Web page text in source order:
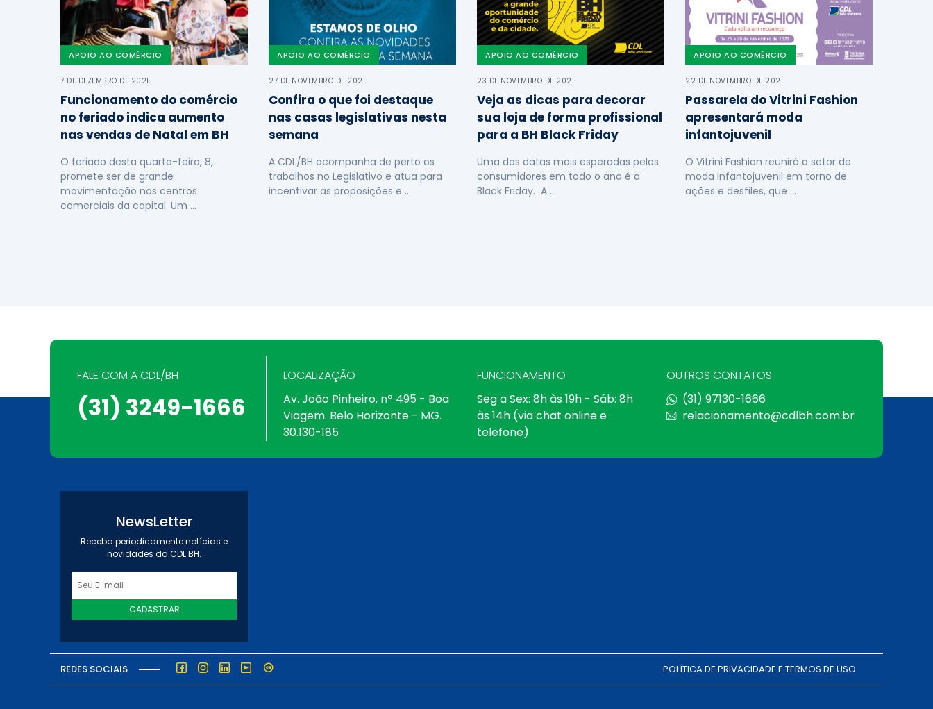
APOIO AO COMÉRCIO
7 DE DEZEMBRO DE 2021
Funcionamento do comércio
no feriado indica aumento
nas vendas de Natal em BH
O feriado desta quarta-feira, 8,
promete ser de grande
movimentação nos centros
comerciais da capital. Um …
APOIO AO COMÉRCIO
27 DE NOVEMBRO DE 2021
Confira o que foi destaque
nas casas legislativas nesta
semana
A CDL/BH acompanha de perto os
trabalhos no Legislativo e atua para
incentivar as proposições e …
APOIO AO COMÉRCIO
23 DE NOVEMBRO DE 2021
Veja as dicas para decorar
sua loja de forma profissional
para a BH Black Friday
Uma das datas mais esperadas pelos
consumidores em todo o ano é a
Black Friday. A …
APOIO AO COMÉRCIO
22 DE NOVEMBRO DE 2021
Passarela do Vitrini Fashion
apresentará moda
infantojuvenil
O Vitrini Fashion reunirá o setor de
moda infantojuvenil em torno de
ações e desfiles, que …
FALE COM A CDL/BH
(31) 3249-1666
LOCALIZAÇÃO
Av. João Pinheiro, nº 495 - Boa
Viagem. Belo Horizonte - MG.
30.130-185
FUNCIONAMENTO
Seg a Sex: 8h às 19h - Sáb: 8h
às 14h (via chat online e
telefone)
OUTROS CONTATOS
(31) 97130-1666
relacionamento@cdlbh.com.br
NewsLetter
Receba periodicamente notícias e
novidades da CDL BH.
CADASTRAR
REDES SOCIAIS POLÍTICA DE PRIVACIDADE E TERMOS DE USO